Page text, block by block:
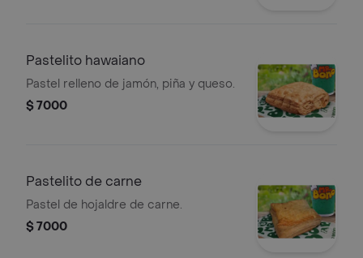
Pastelito hawaiano
Pastel relleno de jamón, piña y queso.
$ 7000
Pastelito de carne
Pastel de hojaldre de carne.
$ 7000